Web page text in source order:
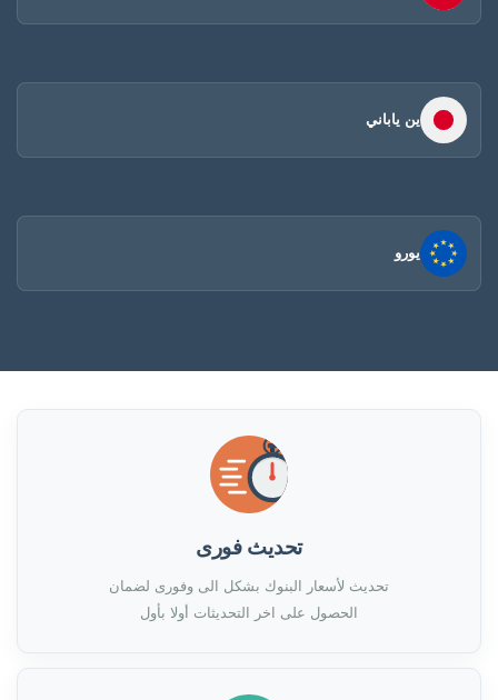
ين ياباني
يورو
تحديث فورى
تحديث لأسعار البنوك بشكل الى وفورى لضمان
الحصول على اخر التحديثات أولا بأول